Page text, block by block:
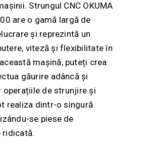
Strungul CNC OKUMA
are o gamă largă de
și reprezintă un
viteză și flexibilitate în
mașină, puteți crea
găurire adâncă și
operațiile de strunjire și
realiza dintr-o singură
se piese de
ridicată.